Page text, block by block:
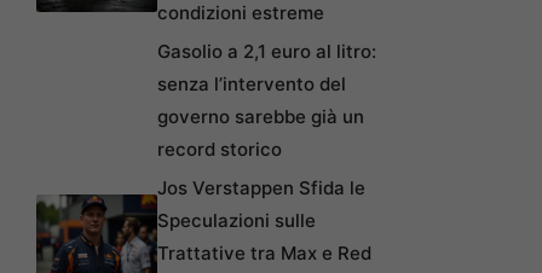
condizioni estreme
Gasolio a 2,1 euro al litro:
senza l’intervento del
governo sarebbe già un
record storico
Jos Verstappen Sfida le
Speculazioni sulle
Trattative tra Max e Red